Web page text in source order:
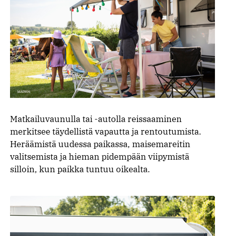
Matkailuvaunulla tai -autolla reissaaminen
merkitsee täydellistä vapautta ja rentoutumista.
Heräämistä uudessa paikassa, maisemareitin
valitsemista ja hieman pidempään viipymistä
silloin, kun paikka tuntuu oikealta.